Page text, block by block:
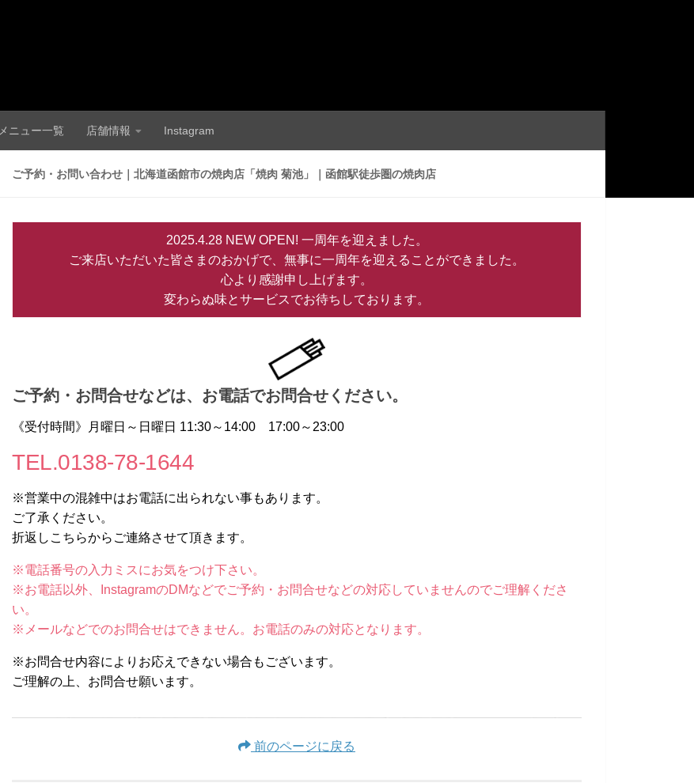
メニュー一覧 店舗情報 Instagram
ご予約・お問い合わせ｜北海道函館市の焼肉店「焼肉 菊池」｜函館駅徒歩圏の焼肉店
2025.4.28 NEW OPEN! 一周年を迎えました。
ご来店いただいた皆さまのおかげで、無事に一周年を迎えることができました。
心より感謝申し上げます。
変わらぬ味とサービスでお待ちしております。
ご予約・お問合せなどは、お電話でお問合せください。
《受付時間》月曜日～日曜日 11:30～14:00 17:00～23:00
TEL.0138-78-1644
※営業中の混雑中はお電話に出られない事もあります。
ご了承ください。
折返しこちらからご連絡させて頂きます。
※電話番号の入力ミスにお気をつけ下さい。
※お電話以外、InstagramのDMなどでご予約・お問合せなどの対応していませんのでご理解くださ
い。
※メールなどでのお問合せはできません。お電話のみの対応となります。
※お問合せ内容によりお応えできない場合もございます。
ご理解の上、お問合せ願います。
前のページに戻る